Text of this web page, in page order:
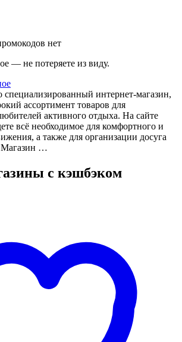
нет
— не потеряете из виду.
интернет-магазин,
ассортимент товаров для
активного отдыха. На сайте
всё необходимое для комфортного и
а также для организации досуга
Магазин …
с кэшбэком